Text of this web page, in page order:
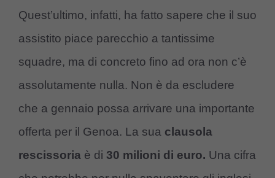
Quest’ultimo, infatti, ha fatto sapere che il suo
assistito piace parecchio a tantissime
squadre, ma di concreto fino ad ora non c’è
assolutamente nulla. Non è da escludere
che a gennaio possa arrivare una importante
offerta per il Genoa. La sua clausola
rescissoria è di 30 milioni di euro. Una cifra